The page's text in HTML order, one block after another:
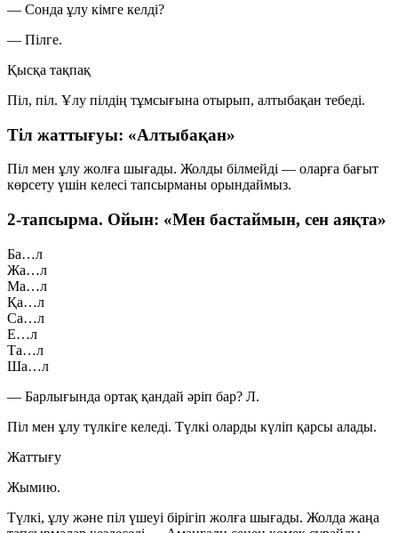
— Сонда ұлу кімге келді?
— Пілге.
Қысқа тақпақ
Піл, піл. Ұлу пілдің тұмсығына отырып, алтыбақан тебеді.
Тіл жаттығуы: «Алтыбақан»
Піл мен ұлу жолға шығады. Жолды білмейді — оларға бағыт
көрсету үшін келесі тапсырманы орындаймыз.
2-тапсырма. Ойын: «Мен бастаймын, сен аяқта»
Ба…л
Жа…л
Ма…л
Қа…л
Са…л
Е…л
Та…л
Ша…л
— Барлығында ортақ қандай әріп бар? Л.
Піл мен ұлу түлкіге келеді. Түлкі оларды күліп қарсы алады.
Жаттығу
Жымию.
Түлкі, ұлу және піл үшеуі бірігіп жолға шығады. Жолда жаңа